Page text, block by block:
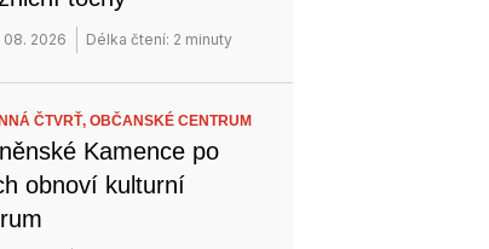
08. 2026 Délka čtení: 2 minuty
ČTVRŤ,OBČANSKÉ CENTRUM
Kamence po
obnoví kulturní